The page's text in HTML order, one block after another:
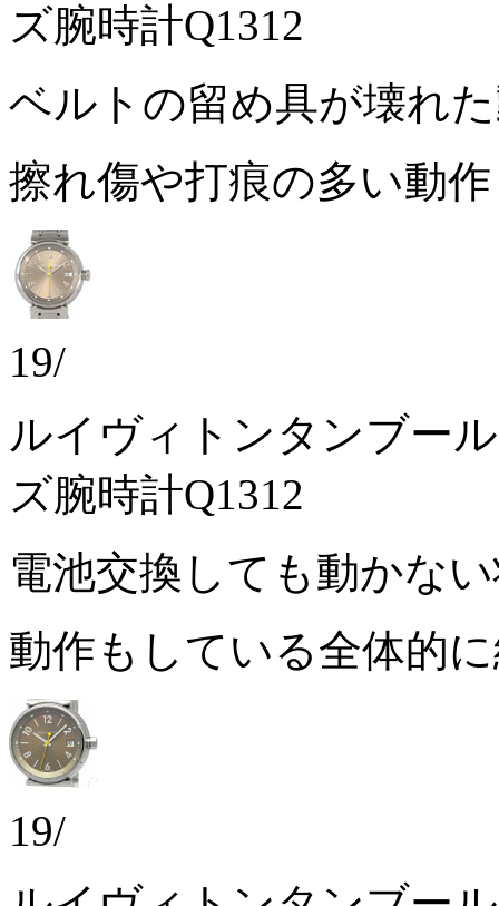
ズ腕時計Q1312
ベルトの留め具が壊れ
擦れ傷や打痕の多い動
19/
ルイヴィトンタンブー
ズ腕時計Q1312
電池交換しても動かな
動作もしている全体的
19/